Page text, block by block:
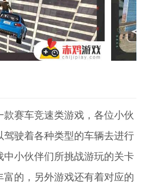
赛车竞速类游戏，各位小伙
驶着各种类型的车辆去进行
小伙伴们所挑战游玩的关卡
的，另外游戏还有着对应的